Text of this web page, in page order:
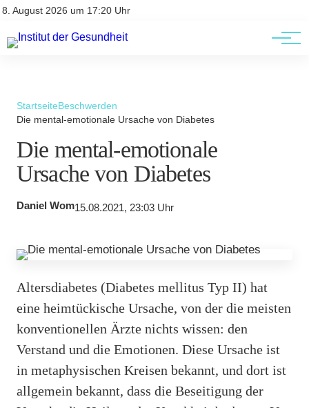
8. August 2026 um 17:20 Uhr
Kontakt
Kontakt
AGBs
StartseiteBeschwerden
Die mental-emotionale Ursache von Diabetes
Die mental-emotionale
Ursache von Diabetes
Daniel Wom15.08.2021, 23:03 Uhr
Altersdiabetes (Diabetes mellitus Typ II) hat
eine heimtückische Ursache, von der die meisten
konventionellen Ärzte nichts wissen: den
Verstand und die Emotionen. Diese Ursache ist
in metaphysischen Kreisen bekannt, und dort ist
allgemein bekannt, dass die Beseitigung der